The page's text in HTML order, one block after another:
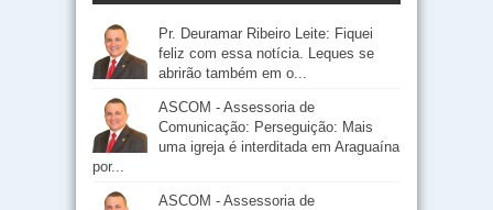
Pr. Deuramar Ribeiro Leite: Fiquei
feliz com essa notícia. Leques se
abrirão também em o...
ASCOM - Assessoria de
Comunicação: Perseguição: Mais
uma igreja é interditada em Araguaína
por...
ASCOM - Assessoria de